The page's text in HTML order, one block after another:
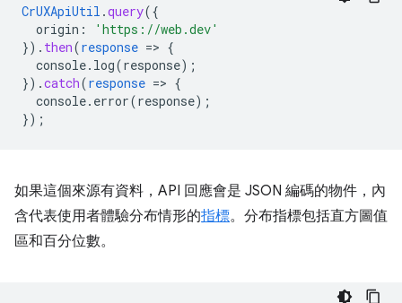
CrUXApiUtil .query({
origin :
'https://web.dev'
}) . then(response => {
console.log(response) ;
}) .catch(response => {
console.error(response) ;
});
如果這個來源有資料，API 回應會是 JSON 編碼的物件，內
含代表使用者體驗分布情形的指標。分布指標包括直方圖值
區和百分位數。